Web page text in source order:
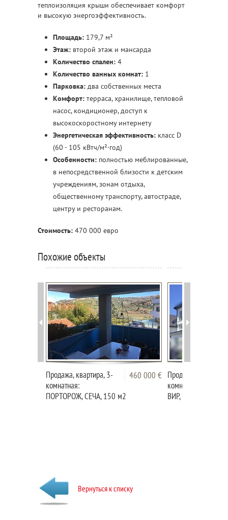
теплоизоляция крыши обеспечивает комфорт
и высокую энергоэффективность.
Площадь: 179,7 м²
Этаж: второй этаж и мансарда
Количество спален: 4
Количество ванных комнат: 1
Парковка: два собственных места
Комфорт: терраса, хранилище, тепловой
насос, кондиционер, доступ к
высокоскоростному интернету
Энергетическая эффективность: класс D
(60 - 105 кВтч/м²·год)
Особенности: полностью меблированные,
в непосредственной близости к детским
учреждениям, зонам отдыха,
общественному транспорту, автостраде,
центру и ресторанам.
Стоимость: 470 000 евро
Похожие объекты
460 000 €
Продажа, квартира, 3-
комнатная:
ПОРТОРОЖ, СЕЧА, 150 м2
Продажа,
комнатная:
ВИР, 149,24 м2
Вернуться к списку